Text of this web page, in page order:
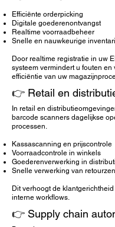
Efficiënte orderpicking
Digitale goederenontvangst
Realtime voorraadbeheer
Snelle en nauwkeurige
Door realtime registratie in uw
systeem vermindert u fouten en
efficiëntie van uw
👉 Retail en
In retail en
barcode scanners dagelijkse
processen.
Kassascanning en prijscontrole
Voorraadcontrole in winkels
Goederenverwerking in
Snelle verwerking van
Dit verhoogt de
interne workflows.
👉 Supply chain